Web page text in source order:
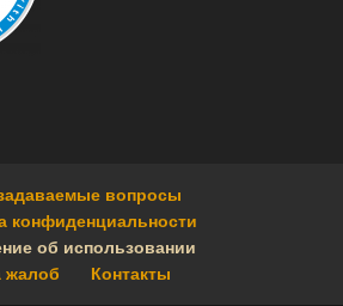
вопросы
конфиденциальности
об использовании
жалоб
Контакты